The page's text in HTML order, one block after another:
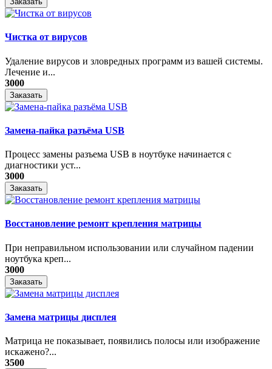
Чистка от вирусов
Удаление вирусов и зловредных программ из вашей системы.
Лечение и...
3000
Заказать
Замена-пайка разъёма USB
Процесс замены разъема USB в ноутбуке начинается с
диагностики уст...
3000
Заказать
Восстановление ремонт крепления матрицы
При неправильном использовании или случайном падении
ноутбука креп...
3000
Заказать
Замена матрицы дисплея
Матрица не показывает, появились полосы или изображение
искажено?...
3500